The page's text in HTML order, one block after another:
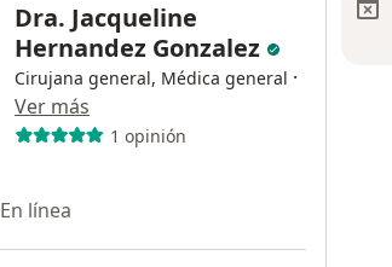
Dra. Jacqueline
Hernandez Gonzalez
Cirujana general, Médica general ·
Ver más
1 opinión
En línea